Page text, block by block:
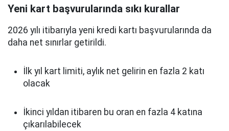
Yeni kart başvurularında sıkı kurallar
2026 yılı itibarıyla yeni kredi kartı başvurularında da
daha net sınırlar getirildi.
İlk yıl kart limiti, aylık net gelirin en fazla 2 katı
olacak
İkinci yıldan itibaren bu oran en fazla 4 katına
çıkarılabilecek